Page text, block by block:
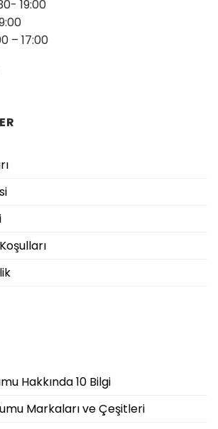
19:00
– 17:00
Hakkında 10 Bilgi
Markaları ve Çeşitleri